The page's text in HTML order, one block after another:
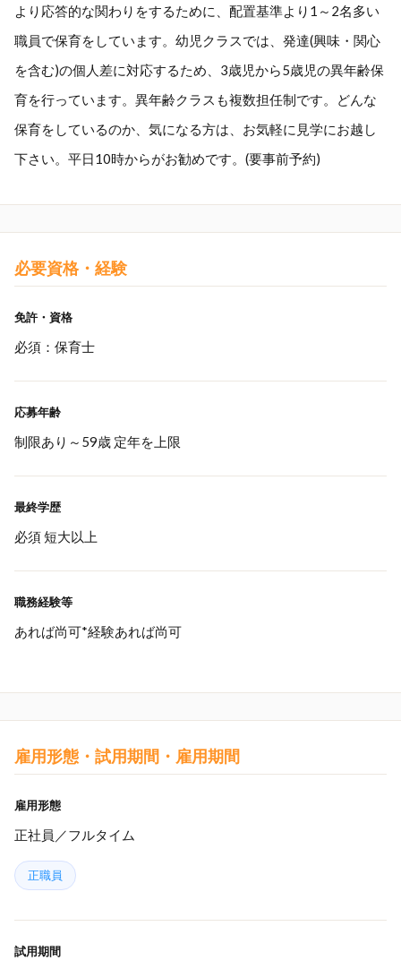
より応答的な関わりをするために、配置基準より1～2名多い
職員で保育をしています。幼児クラスでは、発達(興味・関心
を含む)の個人差に対応するため、3歳児から5歳児の異年齢保
育を行っています。異年齢クラスも複数担任制です。どんな
保育をしているのか、気になる方は、お気軽に見学にお越し
下さい。平日10時からがお勧めです。(要事前予約)
必要資格・経験
免許・資格
必須：保育士
応募年齢
制限あり～59歳 定年を上限
最終学歴
必須 短大以上
職務経験等
あれば尚可*経験あれば尚可
雇用形態・試用期間・雇用期間
雇用形態
正社員／フルタイム
正職員
試用期間